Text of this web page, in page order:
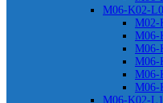
M06-K02-
M02-
M06-
M06-
M06-
M06-
M06-
M06-K02-